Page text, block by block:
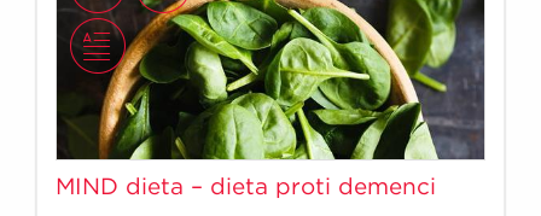
MIND dieta – dieta proti demenci